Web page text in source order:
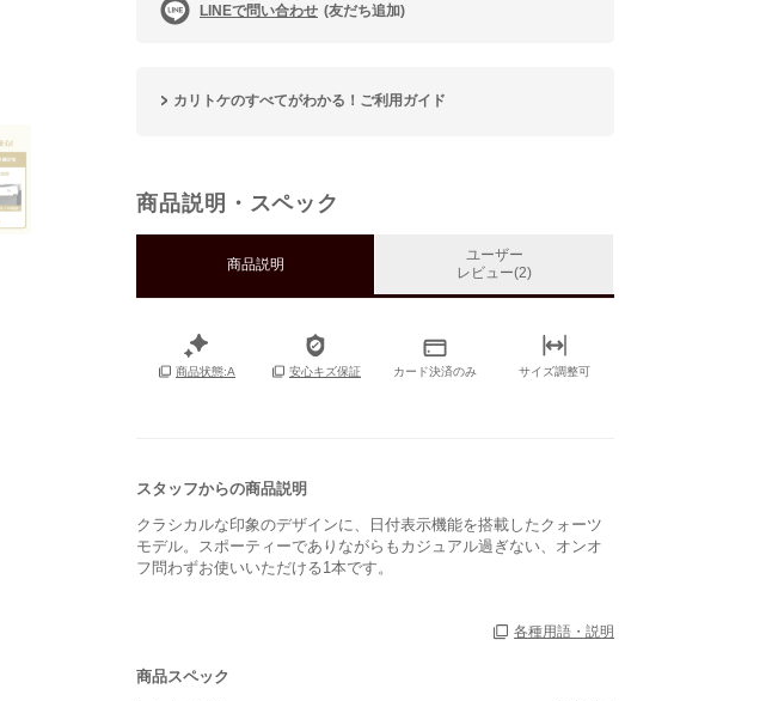
LINEで問い合わせ (友だち追加)
カリトケのすべてがわかる！ご利用ガイド
商品説明・スペック
商品説明
ユーザー
レビュー(2)
商品状態:A 安心キズ保証 カード決済のみ サイズ調整可
スタッフからの商品説明
クラシカルな印象のデザインに、日付表示機能を搭載したクォーツ
モデル。スポーティーでありながらもカジュアル過ぎない、オンオ
フ問わずお使いいただける1本です。
各種用語・説明
商品スペック